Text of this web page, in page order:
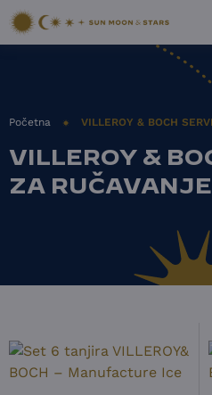
Početna VILLEROY & BOCH
VILLEROY &
ZA RUČAVANJE